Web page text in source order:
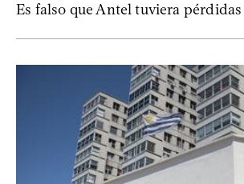
Es falso que Antel tuviera